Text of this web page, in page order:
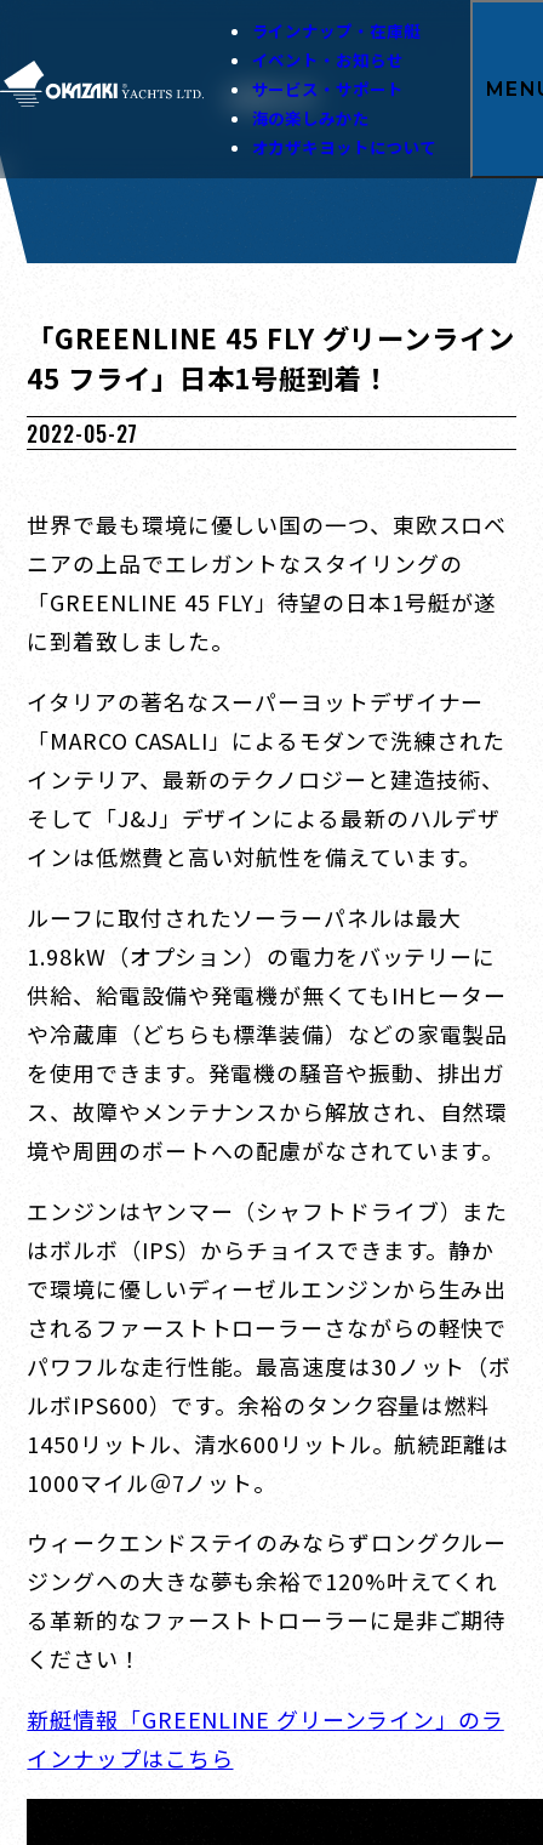
ラインナップ・在庫艇
イベント・お知らせ
サービス・サポート
海の楽しみかた
オカザキヨットについて
お知らせ
「GREENLINE 45 FLY グリーンライン
45 フライ」日本1号艇到着！
2022-05-27
世界で最も環境に優しい国の一つ、東欧スロベ
ニアの上品でエレガントなスタイリングの
「GREENLINE 45 FLY」待望の日本1号艇が遂
に到着致しました。
イタリアの著名なスーパーヨットデザイナー
「MARCO CASALI」によるモダンで洗練された
インテリア、最新のテクノロジーと建造技術、
そして「J&J」デザインによる最新のハルデザ
インは低燃費と高い対航性を備えています。
ルーフに取付されたソーラーパネルは最大
1.98kW（オプション）の電力をバッテリーに
供給、給電設備や発電機が無くてもIHヒーター
や冷蔵庫（どちらも標準装備）などの家電製品
を使用できます。発電機の騒音や振動、排出ガ
ス、故障やメンテナンスから解放され、自然環
境や周囲のボートへの配慮がなされています。
エンジンはヤンマー（シャフトドライブ）また
はボルボ（IPS）からチョイスできます。静か
で環境に優しいディーゼルエンジンから生み出
されるファーストトローラーさながらの軽快で
パワフルな走行性能。最高速度は30ノット（ボ
ルボIPS600）です。余裕のタンク容量は燃料
1450リットル、清水600リットル。航続距離は
1000マイル＠7ノット。
ウィークエンドステイのみならずロングクルー
ジングへの大きな夢も余裕で120%叶えてくれ
る革新的なファーストトローラーに是非ご期待
ください！
新艇情報「GREENLINE グリーンライン」のラ
インナップはこちら